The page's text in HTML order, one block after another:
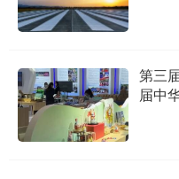
第三
届中